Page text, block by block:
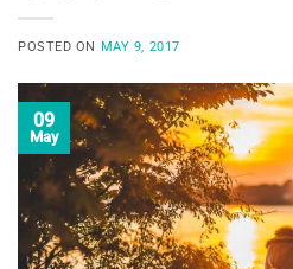
POSTED ON MAY 9, 2017
09
May